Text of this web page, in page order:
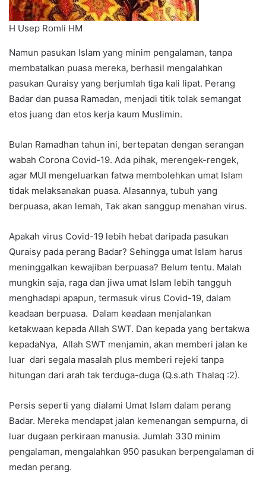
H Usep Romli HM
Namun pasukan Islam yang minim pengalaman, tanpa
membatalkan puasa mereka, berhasil mengalahkan
pasukan Quraisy yang berjumlah tiga kali lipat. Perang
Badar dan puasa Ramadan, menjadi titik tolak semangat
etos juang dan etos kerja kaum Muslimin.
Bulan Ramadhan tahun ini, bertepatan dengan serangan
wabah Corona Covid-19. Ada pihak, merengek-rengek,
agar MUI mengeluarkan fatwa membolehkan umat Islam
tidak melaksanakan puasa. Alasannya, tubuh yang
berpuasa, akan lemah, Tak akan sanggup menahan virus.
Apakah virus Covid-19 lebih hebat daripada pasukan
Quraisy pada perang Badar? Sehingga umat Islam harus
meninggalkan kewajiban berpuasa? Belum tentu. Malah
mungkin saja, raga dan jiwa umat Islam lebih tangguh
menghadapi apapun, termasuk virus Covid-19, dalam
keadaan berpuasa. Dalam keadaan menjalankan
ketakwaan kepada Allah SWT. Dan kepada yang bertakwa
kepadaNya, Allah SWT menjamin, akan memberi jalan ke
luar dari segala masalah plus memberi rejeki tanpa
hitungan dari arah tak terduga-duga (Q.s.ath Thalaq :2).
Persis seperti yang dialami Umat Islam dalam perang
Badar. Mereka mendapat jalan kemenangan sempurna, di
luar dugaan perkiraan manusia. Jumlah 330 minim
pengalaman, mengalahkan 950 pasukan berpengalaman di
medan perang.